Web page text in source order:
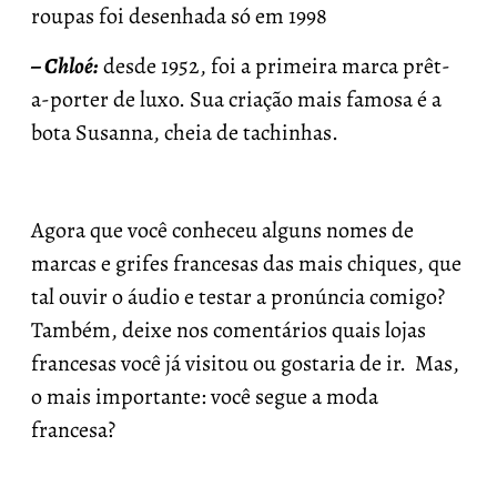
roupas foi desenhada só em 1998
– Chloé:desde 1952, foi a primeira marca prêt-
a-porter de luxo. Sua criação mais famosa é a
bota Susanna, cheia de tachinhas.
Agora que você conheceu alguns nomes de
marcas e grifes francesas das mais chiques, que
tal ouvir o áudio e testar a pronúncia comigo?
Também, deixe nos comentários quais lojas
francesas você já visitou ou gostaria de ir. Mas,
o mais importante: você segue a moda
francesa?